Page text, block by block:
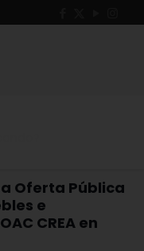
Oferta Pública
e
CREA en